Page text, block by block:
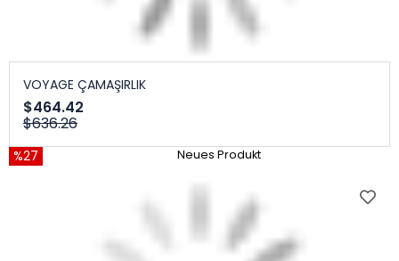
VOYAGE ÇAMAŞIRLIK
$464.42
$636.26
%27 Neues Produkt